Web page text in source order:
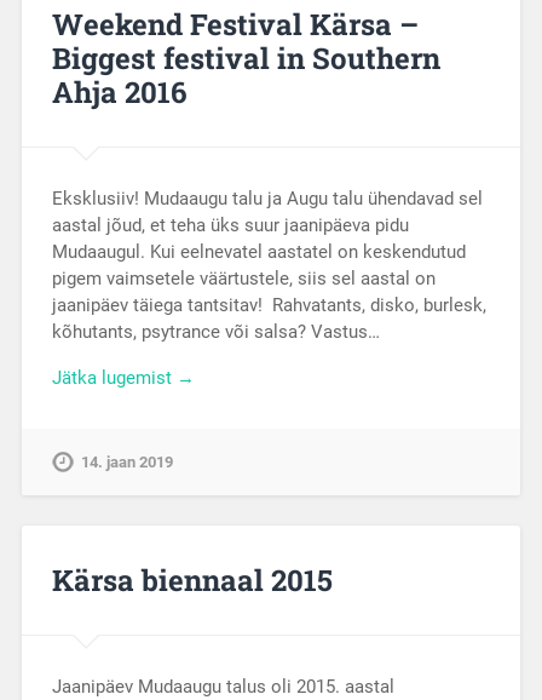
Weekend Festival Kärsa –
Biggest festival in Southern
Ahja 2016
Eksklusiiv! Mudaaugu talu ja Augu talu ühendavad sel
aastal jõud, et teha üks suur jaanipäeva pidu
Mudaaugul. Kui eelnevatel aastatel on keskendutud
pigem vaimsetele väärtustele, siis sel aastal on
jaanipäev täiega tantsitav! Rahvatants, disko, burlesk,
kõhutants, psytrance või salsa? Vastus…
Jätka lugemist →
14. jaan 2019
Kärsa biennaal 2015
Jaanipäev Mudaaugu talus oli 2015. aastal